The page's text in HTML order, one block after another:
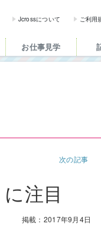
| 図書
Jcrossについて ご利用
お仕事見学
次の記事
注目
掲載：2017年9月4日